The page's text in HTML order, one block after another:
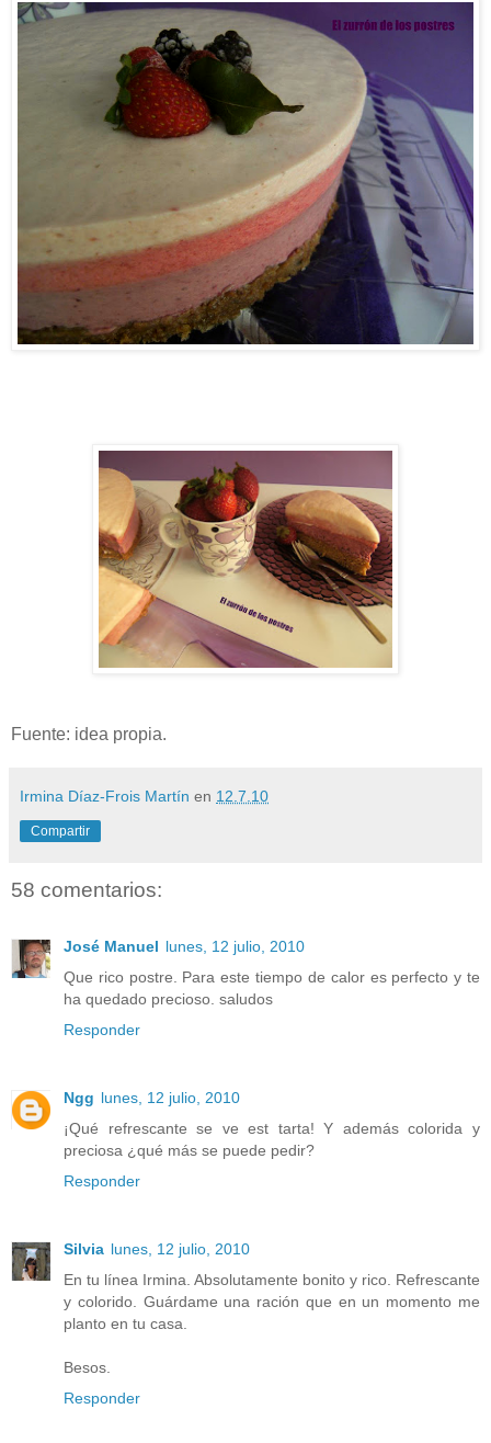
Fuente: idea propia.
Irmina Díaz-Frois Martín en 12.7.10
Compartir
58 comentarios:
José Manuel lunes, 12 julio, 2010
Que rico postre. Para este tiempo de calor es perfecto y te
ha quedado precioso. saludos
Responder
Ngg lunes, 12 julio, 2010
¡Qué refrescante se ve est tarta! Y además colorida y
preciosa ¿qué más se puede pedir?
Responder
Silvia lunes, 12 julio, 2010
En tu línea Irmina. Absolutamente bonito y rico. Refrescante
y colorido. Guárdame una ración que en un momento me
planto en tu casa.
Besos.
Responder